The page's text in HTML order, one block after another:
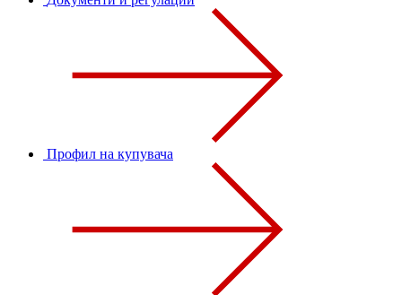
Профил на купувача